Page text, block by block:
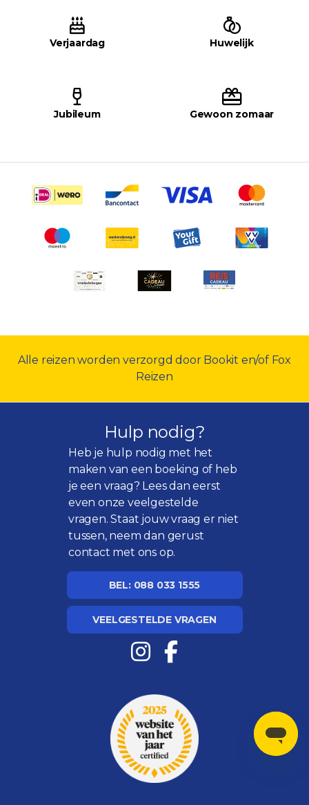
Verjaardag Huwelijk
Jubileum Gewoon zomaar
Alle reizen worden verzorgd door Bookit en/of Fox
Reizen
Hulp nodig?
Heb je hulp nodig met het
maken van een boeking of heb
je een vraag? Lees dan eerst
even onzeveelgestelde
vragen. Staat jouw vraag er niet
tussen, neem dan gerust
contact met ons op.
BEL: 088 033 1555
VEELGESTELDE VRAGEN